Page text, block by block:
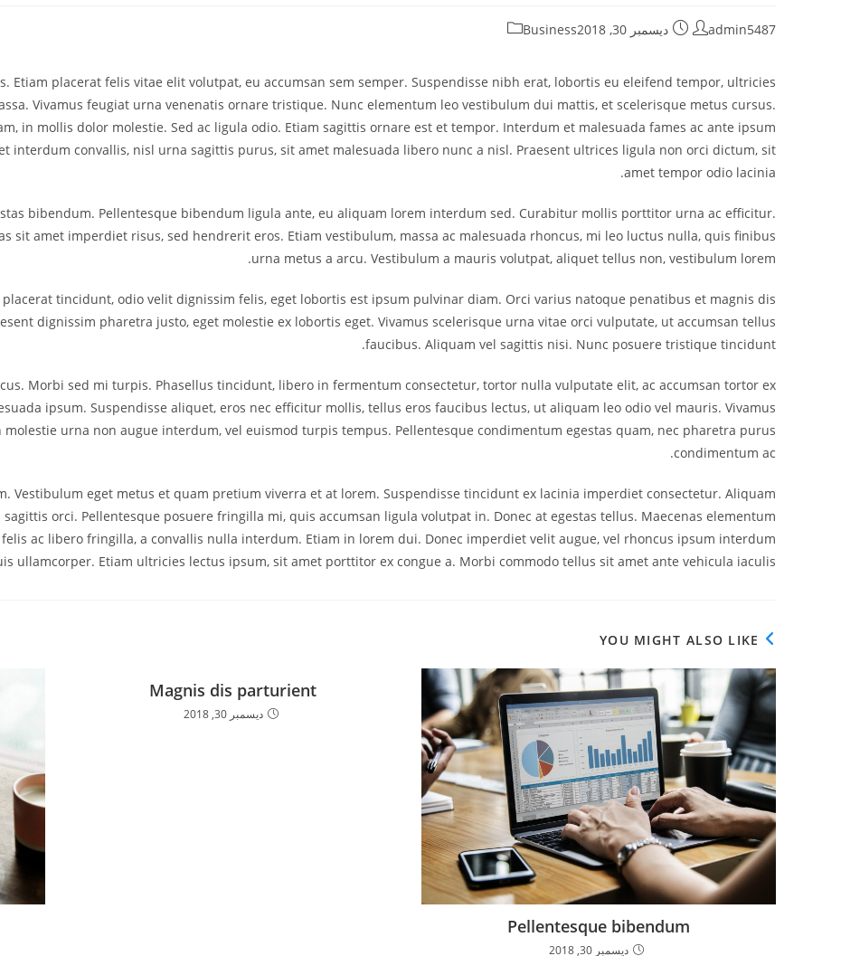
admin5487 ديسمبر 30, 2018 Business
Etiam placerat felis vitae elit volutpat, eu accumsan sem semper. Suspendisse nibh erat, lobortis eu eleifend tempor, ultricies
Vivamus feugiat urna venenatis ornare tristique. Nunc elementum leo vestibulum dui mattis, et scelerisque metus cursus.
in mollis dolor molestie. Sed ac ligula odio. Etiam sagittis ornare est et tempor. Interdum et malesuada fames ac ante ipsum
interdum convallis, nisl urna sagittis purus, sit amet malesuada libero nunc a nisl. Praesent ultrices ligula non orci dictum, sit
amet tempor odio lacinia.
bibendum. Pellentesque bibendum ligula ante, eu aliquam lorem interdum sed. Curabitur mollis porttitor urna ac efficitur.
sit amet imperdiet risus, sed hendrerit eros. Etiam vestibulum, massa ac malesuada rhoncus, mi leo luctus nulla, quis finibus
urna metus a arcu. Vestibulum a mauris volutpat, aliquet tellus non, vestibulum lorem.
tincidunt, odio velit dignissim felis, eget lobortis est ipsum pulvinar diam. Orci varius natoque penatibus et magnis dis
dignissim pharetra justo, eget molestie ex lobortis eget. Vivamus scelerisque urna vitae orci vulputate, ut accumsan tellus
faucibus. Aliquam vel sagittis nisi. Nunc posuere tristique tincidunt.
Morbi sed mi turpis. Phasellus tincidunt, libero in fermentum consectetur, tortor nulla vulputate elit, ac accumsan tortor ex
ipsum. Suspendisse aliquet, eros nec efficitur mollis, tellus eros faucibus lectus, ut aliquam leo odio vel mauris. Vivamus
urna non augue interdum, vel euismod turpis tempus. Pellentesque condimentum egestas quam, nec pharetra purus
condimentum ac.
Vestibulum eget metus et quam pretium viverra et at lorem. Suspendisse tincidunt ex lacinia imperdiet consectetur. Aliquam
orci. Pellentesque posuere fringilla mi, quis accumsan ligula volutpat in. Donec at egestas tellus. Maecenas elementum
ac libero fringilla, a convallis nulla interdum. Etiam in lorem dui. Donec imperdiet velit augue, vel rhoncus ipsum interdum
ullamcorper. Etiam ultricies lectus ipsum, sit amet porttitor ex congue a. Morbi commodo tellus sit amet ante vehicula iaculis.
YOU MIGHT ALSO LIKE
Magnis dis parturient
ديسمبر 30, 2018
Pellentesque bibendum
ديسمبر 30, 2018